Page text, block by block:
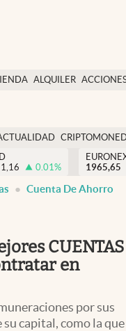
ALQUILER
USA
Colombia
1,16 0.01%
1965,65
Cuenta De Ahorro
CUENTAS
en
por sus
capital, como la que